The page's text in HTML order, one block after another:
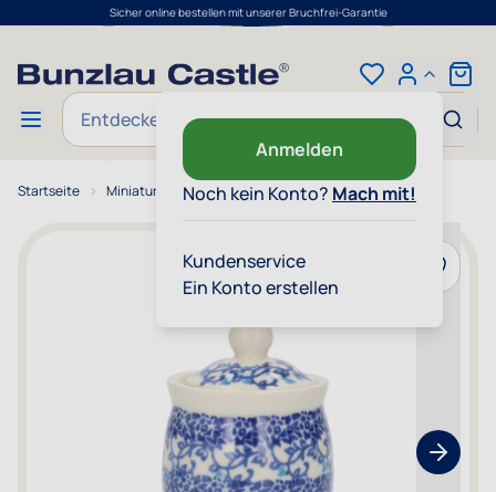
Sicher online bestellen mit unserer Bruchfrei-Garantie
Anmelden
Noch kein Konto? Mach mit!
Kundenservice
Ein Konto erstellen
Cart
Suche
Startseite Miniatur-Topf - Tender Twigs
Zur
Show